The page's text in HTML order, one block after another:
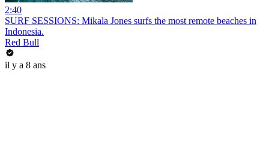
2:40
SURF SESSIONS: Mikala Jones surfs the most remote beaches in
Indonesia.
Red Bull
il y a 8 ans